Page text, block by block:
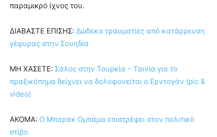
παραμικρό ίχνος του.
ΔΙΑΒΑΣΤΕ ΕΠΙΣΗΣ: Δώδεκα τραυματίες από κατάρρευση
γέφυρας στην Σουηδία
ΜΗ ΧΑΣΕΤΕ: Σάλος στην Τουρκία – Ταινία για το
πραξικόπημα δείχνει να δολοφονείται ο Ερντογάν (pic &
video)
ΑΚΟΜΑ: Ο Μπαράκ Ομπάμα επιστρέφει στον πολιτικό
στίβο